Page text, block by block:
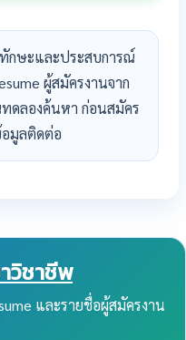
กษะและประสบการณ์
ผู้สมัครงานจาก
ดลองค้นหา ก่อนสมัคร
มูลติดต่อ
วิชาชีพ
และรายชื่อผู้สมัครงาน